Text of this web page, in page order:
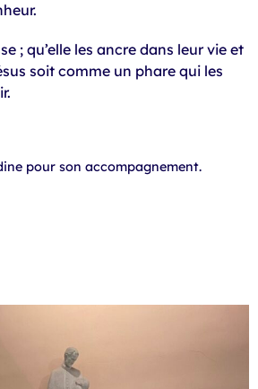
; qu’elle les ancre dans leur vie et
soit comme un phare qui les
pour son accompagnement.